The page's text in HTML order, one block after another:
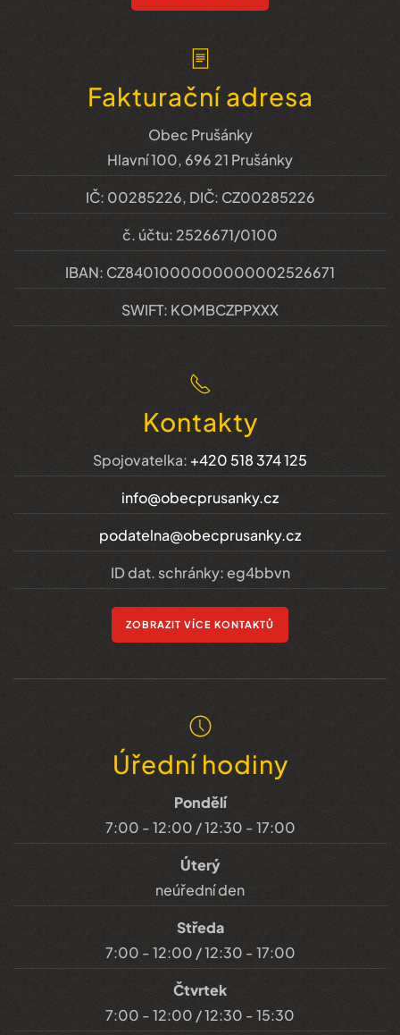
Fakturační adresa
Obec Prušánky
Hlavní 100, 696 21 Prušánky
IČ: 00285226, DIČ: CZ00285226
č. účtu: 2526671/0100
IBAN: CZ8401000000000002526671
SWIFT: KOMBCZPPXXX
Kontakty
Spojovatelka: +420 518 374 125
info@obecprusanky.cz
podatelna@obecprusanky.cz
ID dat. schránky: eg4bbvn
ZOBRAZIT VÍCE KONTAKTŮ
Úřední hodiny
Pondělí
7:00 - 12:00 / 12:30 - 17:00
Úterý
neúřední den
Středa
7:00 - 12:00 / 12:30 - 17:00
Čtvrtek
7:00 - 12:00 / 12:30 - 15:30